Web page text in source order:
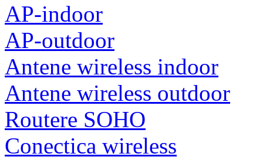
AP-indoor
AP-outdoor
Antene wireless indoor
Antene wireless outdoor
Routere SOHO
Conectica wireless